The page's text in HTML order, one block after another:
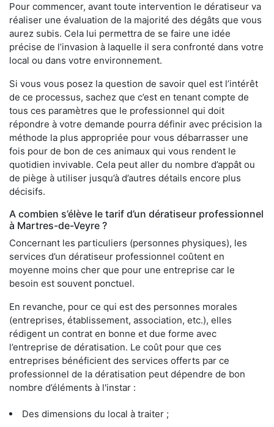
Pour commencer, avant toute intervention le dératiseur va
réaliser une évaluation de la majorité des dégâts que vous
aurez subis. Cela lui permettra de se faire une idée
précise de l’invasion à laquelle il sera confronté dans votre
local ou dans votre environnement.
Si vous vous posez la question de savoir quel est l’intérêt
de ce processus, sachez que c’est en tenant compte de
tous ces paramètres que le professionnel qui doit
répondre à votre demande pourra définir avec précision la
méthode la plus appropriée pour vous débarrasser une
fois pour de bon de ces animaux qui vous rendent le
quotidien invivable. Cela peut aller du nombre d’appât ou
de piège à utiliser jusqu’à d’autres détails encore plus
décisifs.
A combien s’élève le tarif d’un dératiseur professionnel
à Martres-de-Veyre ?
Concernant les particuliers (personnes physiques), les
services d’un dératiseur professionnel coûtent en
moyenne moins cher que pour une entreprise car le
besoin est souvent ponctuel.
En revanche, pour ce qui est des personnes morales
(entreprises, établissement, association, etc.), elles
rédigent un contrat en bonne et due forme avec
l’entreprise de dératisation. Le coût pour que ces
entreprises bénéficient des services offerts par ce
professionnel de la dératisation peut dépendre de bon
nombre d’éléments à l'instar :
Des dimensions du local à traiter ;